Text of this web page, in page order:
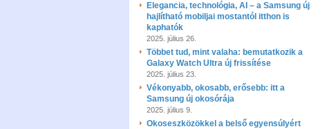
Elegancia, technológia, AI – a Samsung új
hajlítható mobiljai mostantól itthon is
kaphatók
2025. július 26.
Többet tud, mint valaha: bemutatkozik a
Galaxy Watch Ultra új frissítése
2025. július 23.
Vékonyabb, okosabb, erősebb: itt a
Samsung új okosórája
2025. július 9.
Okoseszközökkel a belső egyensúlyért